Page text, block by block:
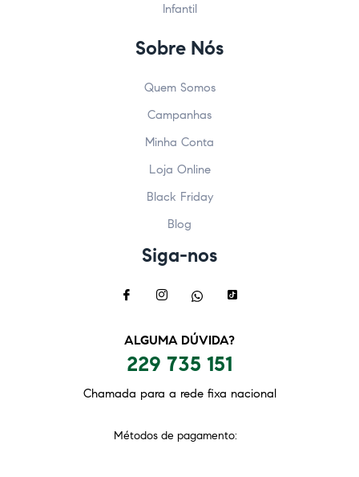
Infantil
Sobre Nós
Quem Somos
Campanhas
Minha Conta
Loja Online
Black Friday
Blog
Siga-nos
ALGUMA DÚVIDA?
229 735 151
Chamada para a rede fixa nacional
Métodos de pagamento: